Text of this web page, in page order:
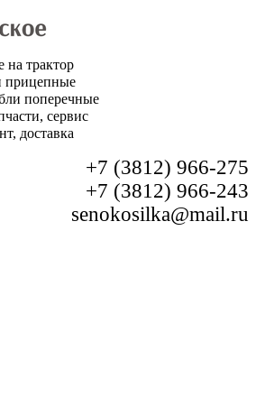
на трактор
прицепные
поперечные
сервис
доставка
+7 (3812) 966-275
+7 (3812) 966-243
senokosilka@mail.ru